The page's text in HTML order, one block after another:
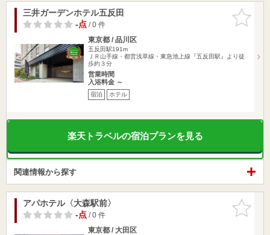
お気に入
りに追加
三井ガーデンホテル五反田
-点/ 0 件
東京都 / 品川区
五反田駅191m
ＪＲ山手線・都営浅草線・東急池上線『五反田駅』より徒
歩約３分
営業時間
入浴料金 ～
宿泊 ホテル
楽天トラベルの宿泊プランを見る
関連情報から探す
お気に入
りに追加
アパホテル〈大森駅前〉
-点/ 0 件
東京都 / 大田区